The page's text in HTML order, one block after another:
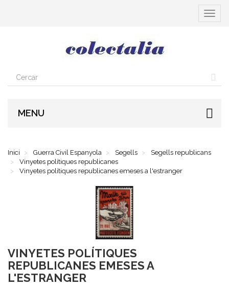
Toggle
MENU
Inici Guerra Civil Espanyola Segells
Segells republicans
Vinyetes polítiques republicanes
Vinyetes polítiques republicanes emeses a l'estranger
VINYETES POLÍTIQUES
REPUBLICANES EMESES A
L'ESTRANGER